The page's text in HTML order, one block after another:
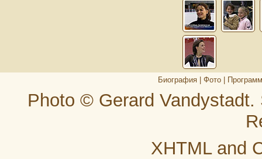
Биография| Фото|
Photo © Gerard
XHTMLand